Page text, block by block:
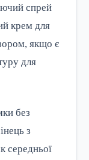
спрей
крем для
якщо є
для
без
з
середньої